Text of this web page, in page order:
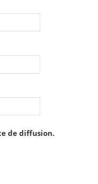
de diffusion.